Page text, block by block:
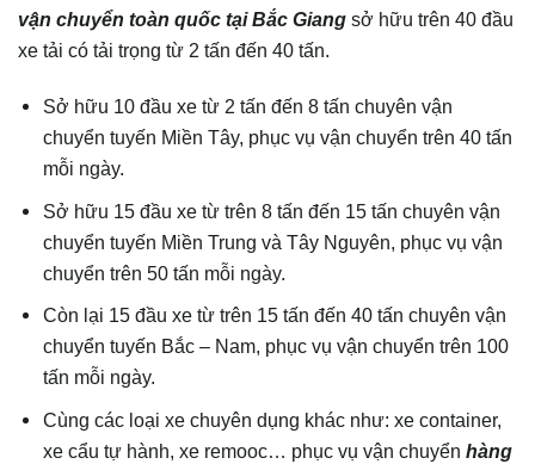
vận chuyển toàn quốc tạiBắc Giang sở hữu trên 40 đầu
xe tải có tải trọng từ 2 tấn đến 40 tấn.
Sở hữu 10 đầu xe từ 2 tấn đến 8 tấn chuyên vận
chuyển tuyến Miền Tây, phục vụ vận chuyển trên 40 tấn
mỗi ngày.
Sở hữu 15 đầu xe từ trên 8 tấn đến 15 tấn chuyên vận
chuyển tuyến Miền Trung và Tây Nguyên, phục vụ vận
chuyển trên 50 tấn mỗi ngày.
Còn lại 15 đầu xe từ trên 15 tấn đến 40 tấn chuyên vận
chuyển tuyến Bắc – Nam, phục vụ vận chuyển trên 100
tấn mỗi ngày.
Cùng các loại xe chuyên dụng khác như: xe container,
xe cẩu tự hành, xe remooc… phục vụ vận chuyểnhàng